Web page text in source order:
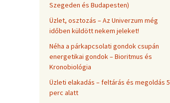
Szegeden és Budapesten)
Üzlet, osztozás – Az Univerzum még
időben küldött nekem jeleket!
Néha a párkapcsolati gondok csupán
energetikai gondok – Bioritmus és
Kronobiológia
Üzleti elakadás – feltárás és megoldás 5
perc alatt